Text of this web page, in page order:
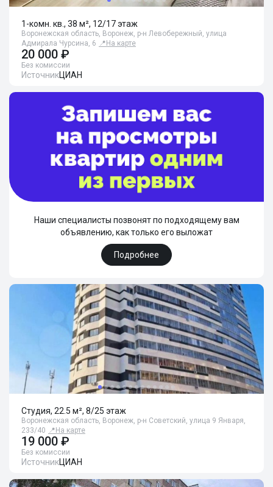
1-комн. кв., 38 м², 12/17 этаж
Воронежская область, Воронеж, р-н Левобережный, улица
Адмирала Чурсина, 6 📍 На карте
20 000 ₽
Без комиссии
ИсточникЦИАН
Наши специалисты позвонят по подходящему вам
объявлению, как только его выложат
Подробнее
Студия, 22.5 м², 8/25 этаж
Воронежская область, Воронеж, р-н Советский, улица 9 Января,
233/40 📍 На карте
19 000 ₽
Без комиссии
ИсточникЦИАН